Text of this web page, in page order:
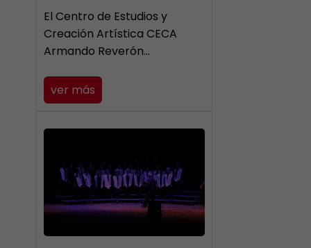
El Centro de Estudios y
Creación Artística CECA
Armando Reverón…
ver más